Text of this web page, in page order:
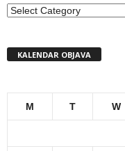
MENI
KALENDAR OBJAVA
M T W